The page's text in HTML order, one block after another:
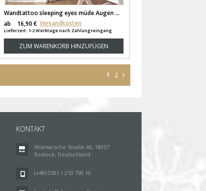
Wandtattoo sleeping eyes müde Augen mit Punkten Kawai M1982
ab
16,90 € Versandkosten
Lieferzeit: 1-2 Werktage nach Zahlungseingang
ZUM WARENKORB HINZUFÜGEN
1 2
KONTAKT
Wismarsche Straße 46, 18057
Rostock, Deutschland
(+49) 0381 / 210 769 10